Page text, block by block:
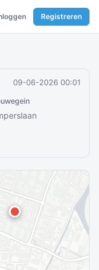
Registreren
09-06-2026 00:01